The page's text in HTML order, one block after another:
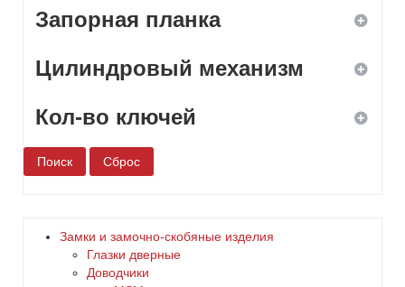
зеленый
золото
красный
медь
никель
4
5
6
нет
да
нет
Запорная планка
да
нет
Цилиндровый механизм
да
нет
Кол-во ключей
1
Замки и замочно-скобяные изделия
Глазки дверные
Доводчики